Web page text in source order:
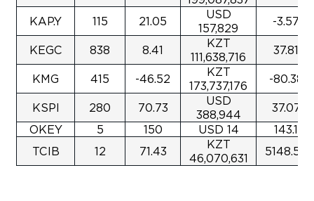
KAP.Y 115 21.05
USD
157,829
-3.57
KEGC 838 8.41
KZT
111,638,716
37.81
KMG 415 -46.52
KZT
173,737,176
-80.38
KSPI 280 70.73
USD
388,944
37.07
OKEY
5 150 USD 14
143.1
TCIB
12 71.43
KZT
46,070,631
5148.59